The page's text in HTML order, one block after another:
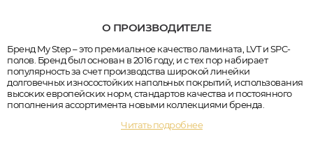
О ПРОИЗВОДИТЕЛЕ
Бренд My Step – это премиальное качество ламината, LVT и SPC-
полов. Бренд был основан в 2016 году, и с тех пор набирает
популярность за счет производства широкой линейки
долговечных износостойких напольных покрытий, использования
высоких европейских норм, стандартов качества и постоянного
пополнения ассортимента новыми коллекциями бренда.
Читать подробнее